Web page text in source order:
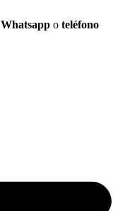
Whatsapp o teléfono